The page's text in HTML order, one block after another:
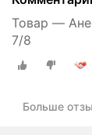
Товар —
7/8
Больше